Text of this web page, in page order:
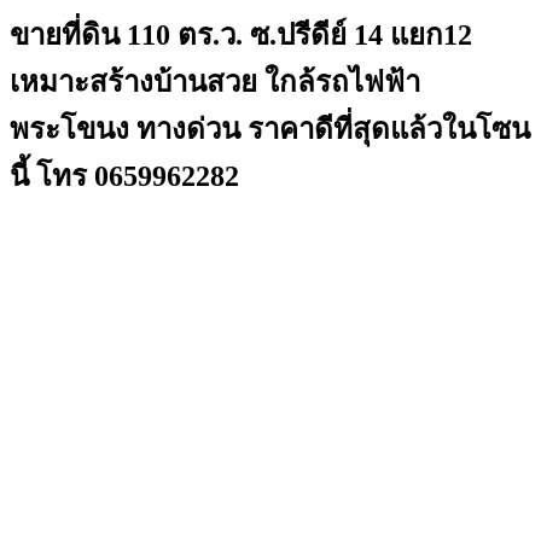
ขายที่ดิน 110 ตร.ว. ซ.ปรีดีย์ 14 แยก12
เหมาะสร้างบ้านสวย ใกล้รถไฟฟ้า
พระโขนง ทางด่วน ราคาดีที่สุดแล้วในโซน
นี้ โทร 0659962282